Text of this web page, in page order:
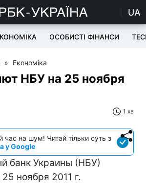
UA
ОСОБИСТІ ФІНАНСИ
» Економіка
НБУ на 25 ноября
1 хв
час на шум! Читай тільки суть з
у Google
банк Украины (НБУ)
ноября 2011 г.